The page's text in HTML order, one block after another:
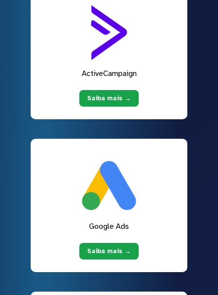
ActiveCampaign
Saiba mais →
Google Ads
Saiba mais →